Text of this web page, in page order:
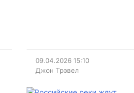
09.04.2026 15:10
Джон Трэвел